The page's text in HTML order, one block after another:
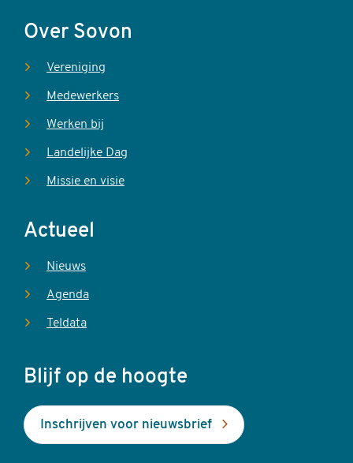
Over Sovon
Vereniging
Medewerkers
Werken bij
Landelijke Dag
Missie en visie
Actueel
Nieuws
Agenda
Teldata
Blijf op de hoogte
Inschrijven voor nieuwsbrief